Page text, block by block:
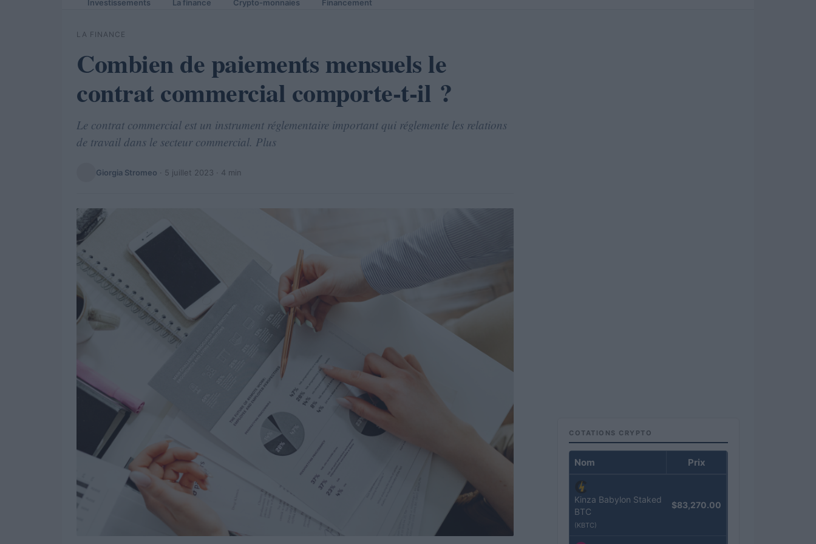
Investissements La finance Crypto-monnaies Financement
LA FINANCE
Combien de paiements mensuels le
contrat commercial comporte-t-il ?
Le contrat commercial est un instrument réglementaire important qui réglemente les relations
de travail dans le secteur commercial. Plus
Giorgia Stromeo · 5 juillet 2023 · 4 min
COTATIONS CRYPTO
Nom Prix
Kinza Babylon Staked
BTC
(KBTC)
$83,270.00